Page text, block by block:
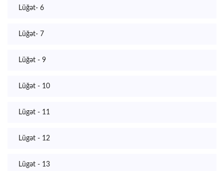
Lüğət- 6
Lüğət- 7
Lüğət - 9
Lüğət - 10
Lügət - 11
Lügət - 12
Lügət - 13